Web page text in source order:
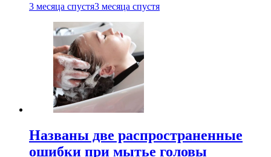
3 месяца спустя3 месяца спустя
Названы две распространенные
ошибки при мытье головы